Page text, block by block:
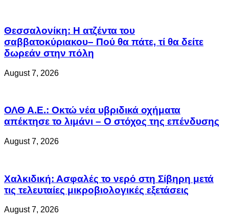
Θεσσαλονίκη: Η ατζέντα του
σαββατοκύριακου– Πού θα πάτε, τί θα δείτε
δωρεάν στην πόλη
August 7, 2026
ΟΛΘ Α.Ε.: Οκτώ νέα υβριδικά οχήματα
απέκτησε το λιμάνι – Ο στόχος της επένδυσης
August 7, 2026
Χαλκιδική: Ασφαλές το νερό στη Σίβηρη μετά
τις τελευταίες μικροβιολογικές εξετάσεις
August 7, 2026